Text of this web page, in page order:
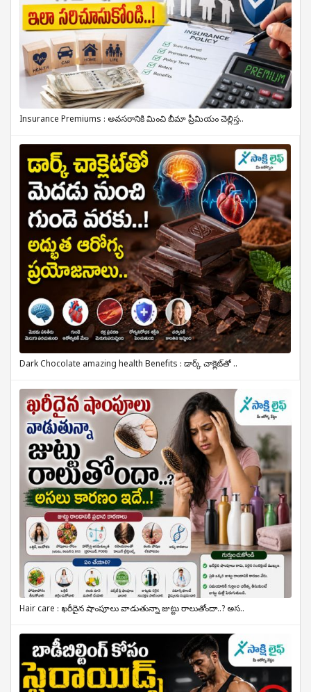
Insurance Premiums : అవసరానికి మించి బీమా ప్రీమియం చెల్లిస్త..
Dark Chocolate amazing health Benefits : డార్క్ చాక్లెట్‌తో ..
Hair care : ఖరీదైన షాంపూలు వాడుతున్నా జుట్టు రాలుతోందా..? అస..